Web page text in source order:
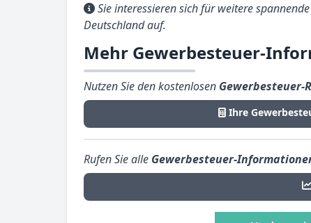
Sie interessieren sich für weitere
Deutschland auf.
Mehr Gewerbesteuer-
Nutzen Sie den kostenlosen Gewerbesteuer-
Ihre
Rufen Sie alle Gewerbesteuer-